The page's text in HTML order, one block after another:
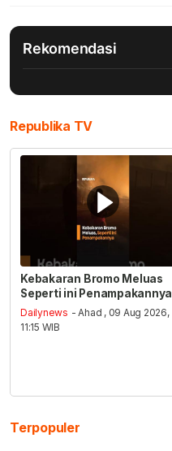
Rekomendasi
Republika TV
Kebakaran Bromo Meluas
Seperti ini Penampakannya
Dailynews - Ahad , 09 Aug 2026,
11:15 WIB
Terpopuler